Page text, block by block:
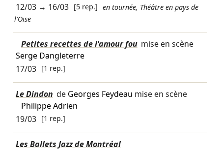
12/03→ 16/03 [5 rep.] en tournée, Théâtre en pays de
l'Oise
Petites recettes de l'amour fou mise en scène
Serge Dangleterre
17/03 [1 rep.]
Le Dindon de Georges Feydeau mise en scène
Philippe Adrien
19/03 [1 rep.]
Les Ballets Jazz de Montréal